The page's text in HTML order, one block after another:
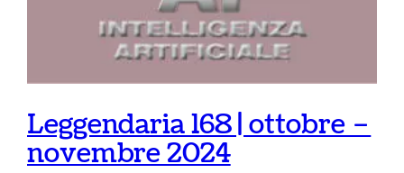
Leggendaria 168 | ottobre –
novembre 2024